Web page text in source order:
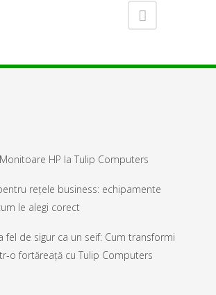
HP la Tulip Computers
rețele business: echipamente
le alegi corect
fel de sigur ca un seif: Cum transformi
o fortăreață cu Tulip Computers